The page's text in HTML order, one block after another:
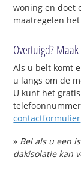
woning en doet
maatregelen
Overtuigd?
Als u belt komt
u langs om de
U kunt het
contactformulier
» Bel als u een
dakisolatie kan